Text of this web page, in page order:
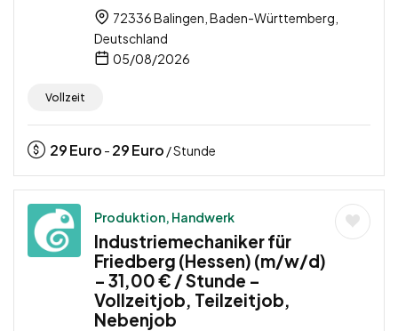
72336 Balingen, Baden-Württemberg,
Deutschland
05/08/2026
Vollzeit
29Euro - 29Euro / Stunde
Produktion, Handwerk
Industriemechaniker für
Friedberg (Hessen) (m/w/d)
– 31,00 € / Stunde –
Vollzeitjob, Teilzeitjob,
Nebenjob